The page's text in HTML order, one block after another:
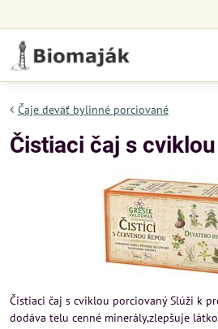
Čaje deväť bylinné porciované
Čistiaci čaj s
Čistiaci čaj s cviklou porciovaný Slúži k
dodáva telu cenné minerály,zlepšuje